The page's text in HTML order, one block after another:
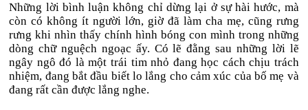
Những lời bình luận không chỉ dừng lại ở sự hài hước, mà
còn có không ít người lớn, giờ đã làm cha mẹ, cũng rưng
rưng khi nhìn thấy chính hình bóng con mình trong những
dòng chữ nguệch ngoạc ấy. Có lẽ đằng sau những lời lẽ
ngây ngô đó là một trái tim nhỏ đang học cách chịu trách
nhiệm, đang bắt đầu biết lo lắng cho cảm xúc của bố mẹ và
đang rất cần được lắng nghe.